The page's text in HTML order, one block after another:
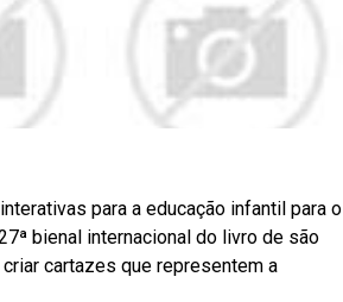
para a educação infantil para o
bienal internacional do livro de são
cartazes que representem a